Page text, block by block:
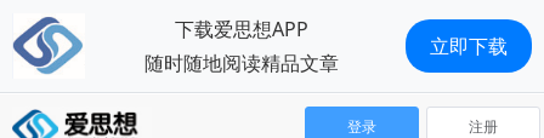
登录 注册
下载爱思想APP
随时随地阅读精品文章
立即下载